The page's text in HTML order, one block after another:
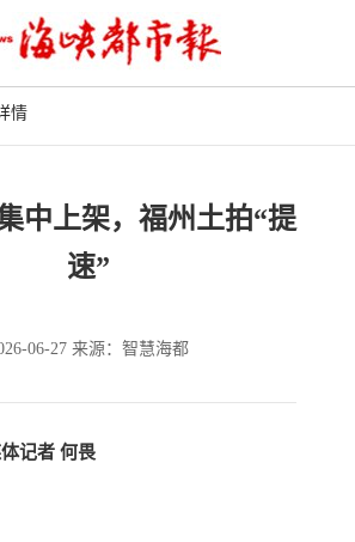
情
中上架，福州土拍“提
速”
06-27 来源：智慧海都
记者 何畏